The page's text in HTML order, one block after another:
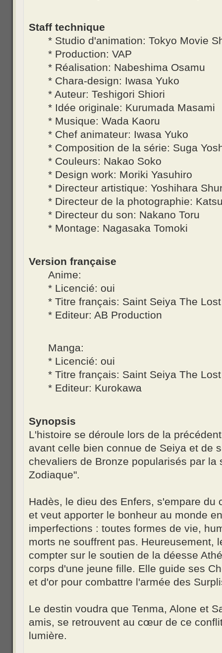
Staff technique
* Studio d'animation: Tokyo Movie
* Production: VAP
* Réalisation: Nabeshima Osamu
* Chara-design: Iwasa Yuko
* Auteur: Teshigori Shiori
* Idée originale: Kurumada Masami
* Musique: Wada Kaoru
* Chef animateur: Iwasa Yuko
* Composition de la série: Suga
* Couleurs: Nakao Soko
* Design work: Moriki Yasuhiro
* Directeur artistique: Yoshihara
* Directeur de la photographie:
* Directeur du son: Nakano Toru
* Montage: Nagasaka Tomoki
Version française
Anime:
* Licencié: oui
* Titre français: Saint Seiya The
* Editeur: AB Production
Manga:
* Licencié: oui
* Titre français: Saint Seiya The
* Editeur: Kurokawa
Synopsis
L'histoire se déroule lors de la
avant celle bien connue de Seiya et de
chevaliers de Bronze popularisés par la
Zodiaque".
Hadès, le dieu des Enfers, s'empare
et veut apporter le bonheur au monde
imperfections : toutes formes de vie,
morts ne souffrent pas. Heureusement,
compter sur le soutien de la déesse
corps d'une jeune fille. Elle guide ses
et d'or pour combattre l'armée des
Le destin voudra que Tenma, Alone et
amis, se retrouvent au cœur de ce
lumière.